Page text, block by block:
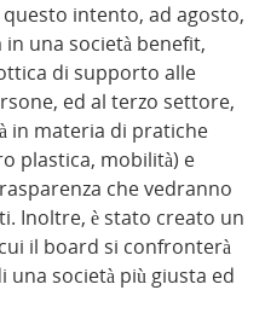
intento, ad agosto,
una società benefit,
di supporto alle
ed al terzo settore,
in materia di pratiche
plastica, mobilità) e
che vedranno
Inoltre, è stato creato un
il board si confronterà
società più giusta ed